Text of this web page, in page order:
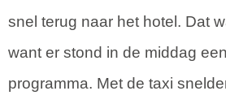
snel terug naar het hotel. Dat
want er stond in de middag
programma. Met de taxi